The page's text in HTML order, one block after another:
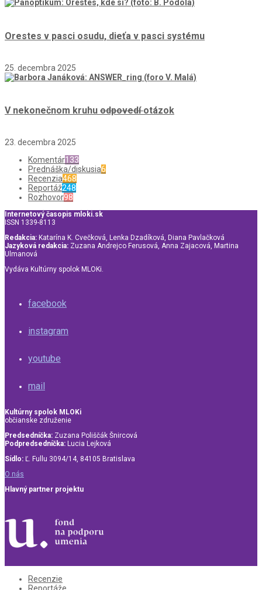
Orestes v pasci osudu, dieťa v pasci systému
25. decembra 2025
V nekonečnom kruhu odpovedíotázok
23. decembra 2025
Komentár133
Prednáška/diskusia6
Recenzia468
Reportáž248
Rozhovor98
Internetový časopis mloki.sk
ISSN 1339-8113
Redakcia: Katarína K. Cvečková, Lenka Dzadíková, Diana Pavlačková
Jazyková redakcia: Zuzana Andrejco Ferusová, Anna Zajacová, Martina
Ulmanová
Vydáva Kultúrny spolok MLOKi.
facebook
instagram
youtube
mail
Kultúrny spolok MLOKi
občianske združenie
Predsedníčka: Zuzana Poliščák Šnircová
Podpredsedníčka: Lucia Lejková
Sídlo: Ľ. Fullu 3094/14, 84105 Bratislava
O nás
Hlavný partner projektu
Recenzie